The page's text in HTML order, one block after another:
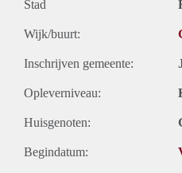
Stad
Wijk/buurt:
Inschrijven gemeente:
Opleverniveau:
Huisgenoten:
Begindatum: